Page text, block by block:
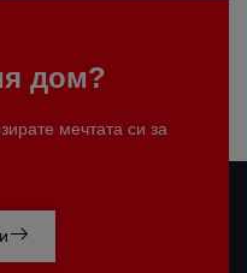
дом?
мечтата си за